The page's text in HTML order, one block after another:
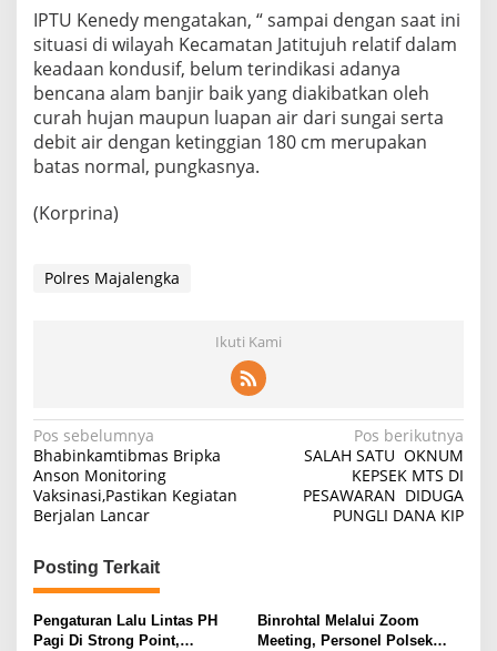
IPTU Kenedy mengatakan, “ sampai dengan saat ini
situasi di wilayah Kecamatan Jatitujuh relatif dalam
keadaan kondusif, belum terindikasi adanya
bencana alam banjir baik yang diakibatkan oleh
curah hujan maupun luapan air dari sungai serta
debit air dengan ketinggian 180 cm merupakan
batas normal, pungkasnya.
(Korprina)
Polres Majalengka
Ikuti Kami
Navigasi
pos
Pos sebelumnya
Bhabinkamtibmas Bripka
Anson Monitoring
Vaksinasi,Pastikan Kegiatan
Berjalan Lancar
Pos berikutnya
SALAH SATU OKNUM
KEPSEK MTS DI
PESAWARAN DIDUGA
PUNGLI DANA KIP
Posting Terkait
Pengaturan Lalu Lintas PH
Pagi Di Strong Point,
Binrohtal Melalui Zoom
Meeting, Personel Polsek